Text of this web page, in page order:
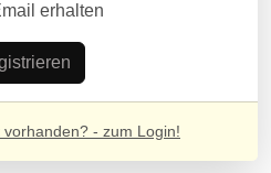
erhalten
vorhanden? - zum Login!